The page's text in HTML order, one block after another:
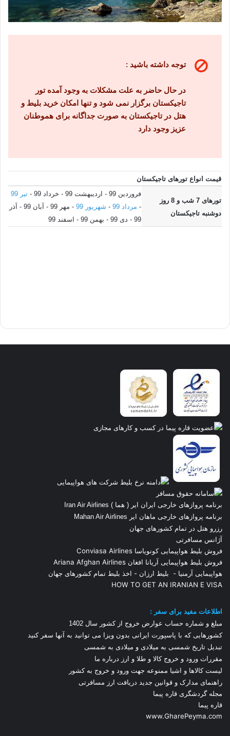
توجه داشته باشید :
در حال حاضر به علت مشکلات به وجود آمده تور
تاجیکستان برگزار نمی شود و تنها امکان خرید بلیط و
هتل در تاجیکستان به صورت جداگانه برای هموطنان
عزیز وجود دارد
قیمت انواع تورهای تاجیکستان
تورهای 7 شب و 8 روز
دوشنبه تاجیکستان
فروردین 99 - اردیبهشت 99 - خرداد 99 -
تیر 99
- مرداد 99 - شهریور 99
- مهر 99 - آبان 99 - آذر
99 - دی 99 - بهمن 99 - اسفند 99
برنامه پروازهای خارجی ایران ایر ( هما ) Iran Air Airlines
برنامه پروازهای خارجی ماهان ایر Mahan Air Airlines
رزرو هتل در تمام کشورهای جهان
آژانس مسافرتی
فروش بلیط هواپیمایی کونویاسا Conviasa Airlines
فروش بلیط هواپیمایی آریانا افغان Ariana Afghan Airlines
هواپیمایی آرمنیا - بلیط ارزان - اخذ بلیط تمام کشورهای جهان
HOW TO GET AN IRANIAN E VISA
اطلاعات مفید برای سفر :
مبلغ و شماره حساب عوارض خروج از کشور سال 1 402
کشورهایی که با پاسپورت ایرانی بدون ویزا می توانید به آنها سفر کنید
تبدیل تاریخ شمسی به میلادی و میلادی به شمسی
مقررات ورود و خروج کالا و طلا و ارز درباره ما
لیست کالاها و اشیا ممنوعه جهت ورود و خروج به کشور
راهنمای مدارک و قوانین جدید دریافت ارز مسافرتی
مجله گردشگری قاره پیما
قاره پیما
www.GharePeyma.com